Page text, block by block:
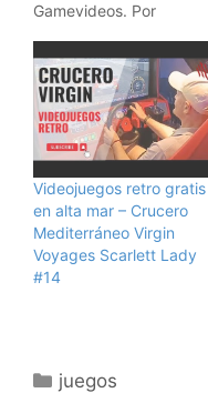
Gamevideos. Por
Need For Speed para la
Wii. La ventaja es que
así uno tiene una idea
lo que compra. Aunque
es como en las películas,
te ponen todo lo…
Videojuegos retro gratis
en alta mar – Crucero
Mediterráneo Virgin
Voyages Scarlett Lady
#14
Categorías
juegos